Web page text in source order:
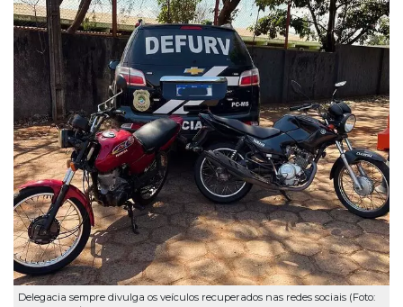
Delegacia sempre divulga os veículos recuperados nas redes sociais (Foto: